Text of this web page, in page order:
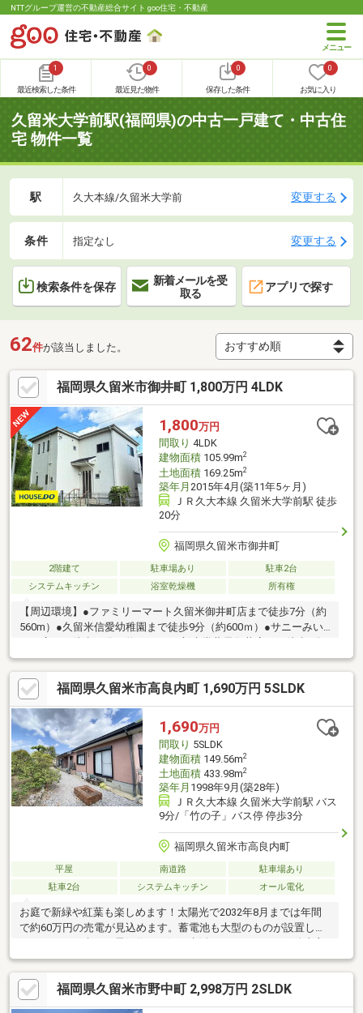
NTTグループ運営の不動産総合サイト goo住宅・不動産
1
最近検索した条件
0
最近見た物件
0
保存した条件
0
お気に入り
久留米大学前駅(福岡県)の中古一戸建て・中古住
宅 物件一覧
駅 久大本線/久留米大学前 変更する
条件 指定なし 変更する
検索条件を保存
新着メールを受
取る
アプリで探す
62件が該当しました。
福岡県久留米市御井町 1,800万円 4LDK
1,800万円
間取り 4LDK
建物面積105.99m2
土地面積169.25m2
築年月 2015年4月(築11年5ヶ月)
ＪＲ久大本線 久留米大学前駅 徒歩
20分
福岡県久留米市御井町
2階建て 駐車場あり
駐車2台
システムキッチン
浴室乾燥機 所有権
【周辺環境】●ファミリーマート久留米御井町店まで徒歩7分（約
560m）●久留米信愛幼稚園まで徒歩9分（約600ｍ）●サニーみい
（約550ｍ）●みい内科クリニックまで徒歩8分（約600ｍ）
福岡県久留米市高良内町 1,690万円 5SLDK
1,690万円
間取り 5SLDK
建物面積149.56m2
土地面積433.98m2
築年月 1998年9月(築28年)
ＪＲ久大本線 久留米大学前駅 バス
9分/「竹の子」バス停 停歩3分
福岡県久留米市高良内町
平屋 南道路
駐車場あり
駐車2台
システムキッチン オール電化
お庭で新緑や紅葉も楽しめます！太陽光で2032年8月までは年間
で約60万円の売電が見込めます。蓄電池も大型のものが設置して
様が設置された設備も充実しており、スチームサウナや乾太く
ん、お車のPHVコンセント、防犯カメラ（警備を入れる際は別途
警備会社との契約必要）となっております。お庭は売主様が大切
に管理されており、植樹されたソメイヨシノなどもございます。
福岡県久留米市野中町 2,998万円 2SLDK